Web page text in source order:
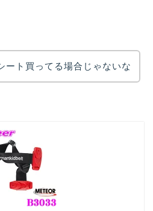
ート買ってる場合じゃないな